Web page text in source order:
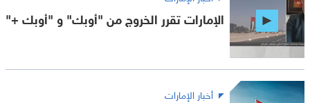
الإمارات تقرر الخروج من "أوبك" و "أوبك +"
أخبار الإمارات